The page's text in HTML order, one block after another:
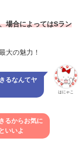
場合によってはSラン
大の魅力！
はにゃこ
るなんてヤ
るからお気に
いいよ